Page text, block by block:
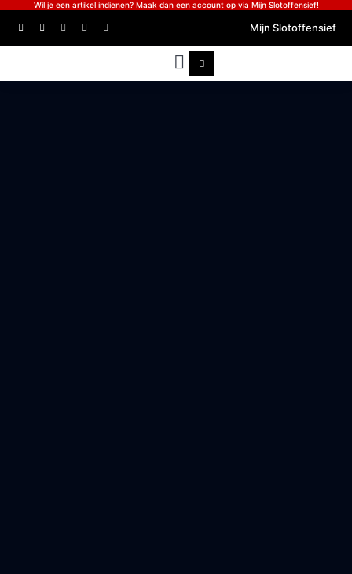
Wil je een artikel indienen? Maak dan een account op via Mijn Slotoffensief!
Mijn Slotoffensief